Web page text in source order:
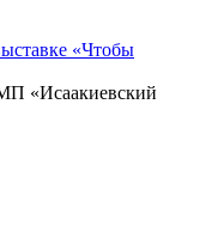
«Чтобы
«Исаакиевский